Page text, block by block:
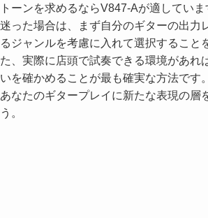
トーンを求めるならV847-Aが適していま
迷った場合は、まず自分のギターの出力
るジャンルを考慮に入れて選択すること
た、実際に店頭で試奏できる環境があれ
いを確かめることが最も確実な方法です
あなたのギタープレイに新たな表現の層
う。